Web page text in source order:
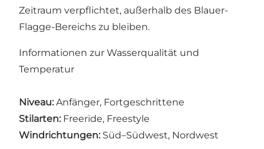
Zeitraum verpflichtet, außerhalb des Blauer-
Flagge-Bereichs zu bleiben.
Informationen zur Wasserqualität und
Temperatur
Niveau: Anfänger, Fortgeschrittene
Stilarten: Freeride, Freestyle
Windrichtungen: Süd–Südwest, Nordwest